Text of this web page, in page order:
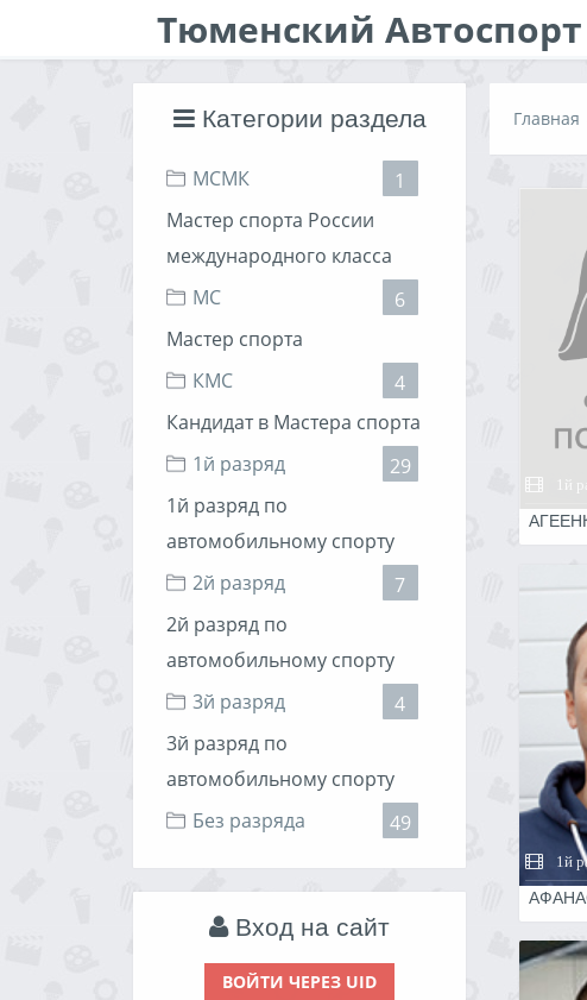
Тюменский Автоспорт
Категории раздела
МСМК
1
Мастер спорта России
международного класса
МС
6
Мастер спорта
КМС
4
Кандидат в Мастера спорта
1й разряд
29
1й разряд по
автомобильному спорту
2й разряд
7
2й разряд по
автомобильному спорту
3й разряд
4
3й разряд по
автомобильному спорту
Без разряда
49
Вход на сайт
ВОЙТИ ЧЕРЕЗ UID
Главная
1й
1й